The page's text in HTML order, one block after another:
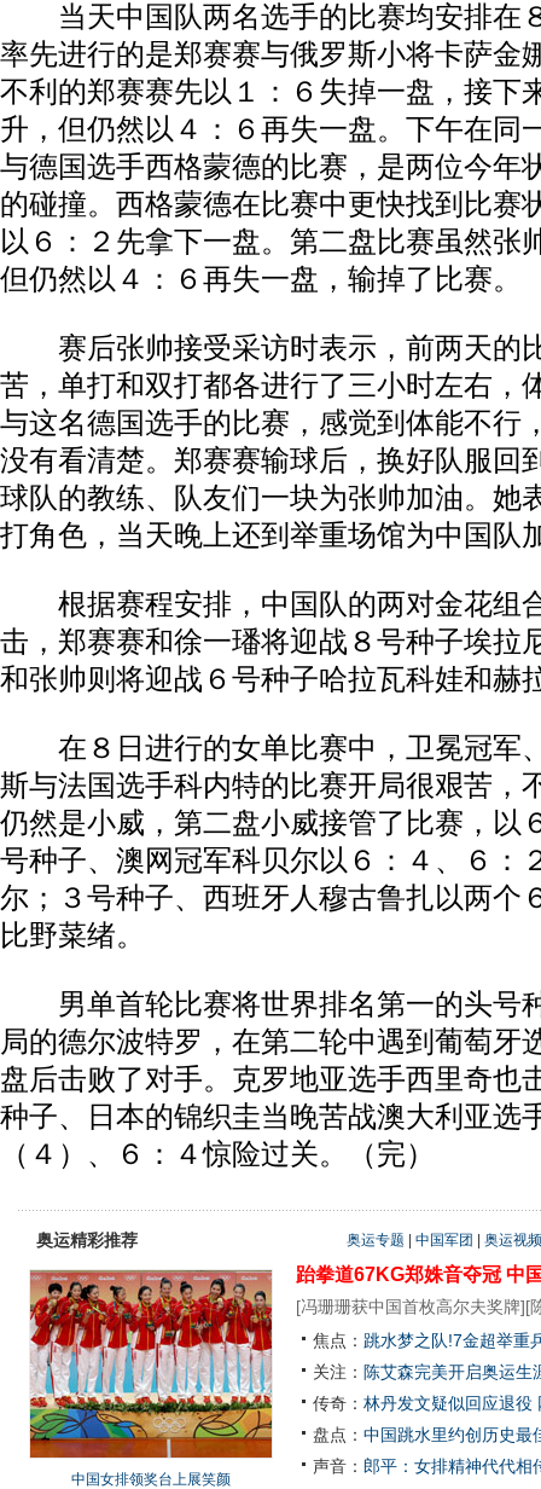
当天中国队两名选手的比赛均安排在
率先进行的是郑赛赛与俄罗斯小将卡萨金
不利的郑赛赛先以１：６失掉一盘，接下
升，但仍然以４：６再失一盘。下午在同
与德国选手西格蒙德的比赛，是两位今年
的碰撞。西格蒙德在比赛中更快找到比赛
以６：２先拿下一盘。第二盘比赛虽然张
但仍然以４：６再失一盘，输掉了比赛。
赛后张帅接受采访时表示，前两天的
苦，单打和双打都各进行了三小时左右，
与这名德国选手的比赛，感觉到体能不行
没有看清楚。郑赛赛输球后，换好队服回
球队的教练、队友们一块为张帅加油。她
打角色，当天晚上还到举重场馆为中国队
根据赛程安排，中国队的两对金花组
击，郑赛赛和徐一璠将迎战８号种子埃拉
和张帅则将迎战６号种子哈拉瓦科娃和赫
在８日进行的女单比赛中，卫冕冠军
斯与法国选手科内特的比赛开局很艰苦，
仍然是小威，第二盘小威接管了比赛，以
号种子、澳网冠军科贝尔以６：４、６：
尔；３号种子、西班牙人穆古鲁扎以两个
比野菜绪。
男单首轮比赛将世界排名第一的头号
局的德尔波特罗，在第二轮中遇到葡萄牙
盘后击败了对手。克罗地亚选手西里奇也
种子、日本的锦织圭当晚苦战澳大利亚选
（４）、６：４惊险过关。（完）
奥运精彩推荐 奥运专题 中国军团 奥运视频
中国女排领奖台上展笑颜
跆拳道67KG郑姝音夺冠 中
[冯珊珊获中国首枚高尔夫奖牌][
焦点： 跳水梦之队!7金超举重
关注： 陈艾森完美开启奥运
传奇： 林丹发文疑似回应退役
盘点： 中国跳水里约创历史最
声音： 郎平：女排精神代代相